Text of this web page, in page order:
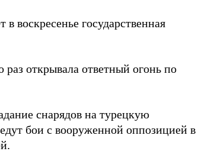
воскресенье государственная
открывала ответный огонь по
снарядов на турецкую
бои с вооруженной оппозицией в